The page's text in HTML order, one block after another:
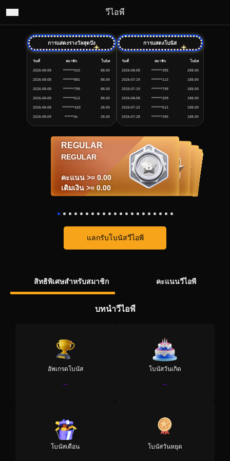
วีไอพี
การแสดงรางวัลสุดปัง
วันที่ สมาชิก โบนัส
2026-08-08 *******010 88.00
2026-08-08 *******881 88.00
2026-08-08 *******799 88.00
2026-08-08 *******612 88.00
2026-08-08 ********420 28.00
2026-08-09 ******itc 28.00
การแสดงโบนัส
วันที่ สมาชิก โบนัส
2026-08-08 *******395 288.00
2026-07-19 *******113 188.00
2026-07-19 *******799 188.00
2026-08-08 *******209 188.00
2026-07-22 *******612 188.00
2026-07-28 *******395 188.00
REGULAR
REGULAR
คะแนน >= 0.00
เติมเงิน >= 0.00
BRONZE I
BRONZE I
คะแนน >= 1,000.00
เติมเงิน >= 100.00
BRONZE II
คะแนน >= 10,000.00
เติมเงิน >= 1,000.00
BRONZE III
BRONZE III
คะแนน >= 100,000.00
เติมเงิน >= 10,000.00
SILVER I
SILVER I
คะแนน >= 500,000.00
เติมเงิน >= 50,000.00
SILVER II
SILVER II
คะแนน >= 1,000,000.00
เติมเงิน >= 100,000.00
SILVER III
SILVER III
คะแนน >= 3,000,000.00
เติมเงิน >= 300,000.00
GOLD I
GOLD I
คะแนน >= 5,000,000.00
เติมเงิน >= 500,000.00
GOLD II
GOLD II
คะแนน >= 10,000,000.00
เติมเงิน >= 1,000,000.00
GOLD III
GOLD III
คะแนน >= 30,000,000.00
เติมเงิน >= 3,000,000.00
PLATINUM I
PLATINUM I
คะแนน >= 50,000,000.00
เติมเงิน >= 5,000,000.00
PLATINUM II
PLATINUM II
คะแนน >= 100,000,000.00
เติมเงิน >= 10,000,000.00
PLATINUM III
PLATINUM III
คะแนน >= 200,000,000.00
เติมเงิน >= 20,000,000.00
DIAMOND I
DIAMOND I
คะแนน >= 300,000,000.00
เติมเงิน >= 30,000,000.00
DIAMOND II
DIAMOND II
คะแนน >= 350,000,000.00
เติมเงิน >= 35,000,000.00
DIAMOND III
DIAMOND III
คะแนน >= 400,000,000.00
เติมเงิน >= 40,000,000.00
BLACK DIAMOND I
BLACK DIAMOND I
คะแนน >= 500,000,000.00
เติมเงิน >= 50,000,000.00
BLACK DIAMOND II
BLACK DIAMOND II
คะแนน >= 1,000,000,000.00
เติมเงิน >= 100,000,000.00
BLACK DIAMOND III
BLACK DIAMOND III
คะแนน >= 3,000,000,000.00
เติมเงิน >= 300,000,000.00
RUBY I
RUBY I
คะแนน >= 4,000,000,000.00
เติมเงิน >= 400,000,000.00
RUBY II
RUBY II
คะแนน >= 5,000,000,000.00
เติมเงิน >= 500,000,000.00
แลกรับโบนัสวีไอพี
สิทธิพิเศษสำหรับสมาชิก คะแนนวีไอพี
บทนำวีไอพี
อัพเกรดโบนัส
--
โบนัสวันเกิด
--
โบนัสเดือน โบนัสวันหยุด